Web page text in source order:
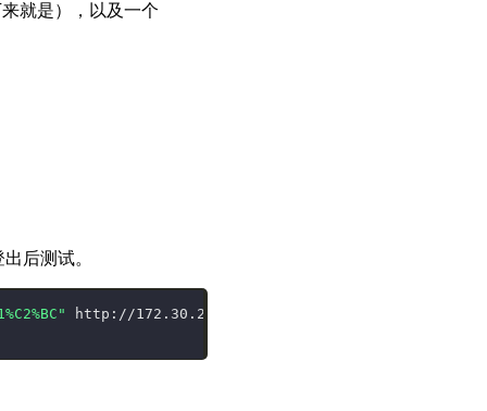
就是），以及一个
后测试。
http://172.30.255.2/a30.html